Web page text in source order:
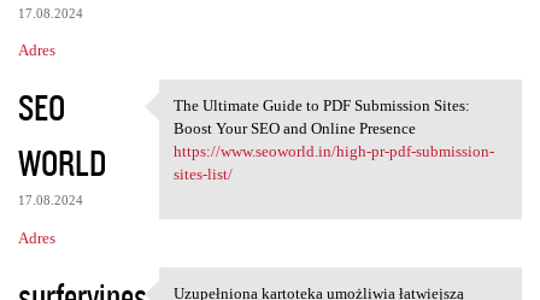
17.08.2024
Adres
SEO
WORLD
17.08.2024
Adres
The Ultimate Guide to PDF
The Ultimate Guide to PDF Submission Sites:
Boost Your SEO and Online Presence
https://www.seoworld.in/high-pr-pdf-submission-
sites-list/
Uzupełniona kartoteka umożliwia łatwiejszą